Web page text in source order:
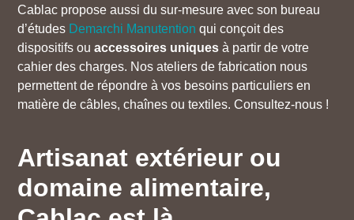
Cablac propose aussi du sur-mesure avec son bureau
d’études Demarchi Manutention qui conçoit des
dispositifs ouaccessoires uniques à partir de votre
cahier des charges. Nos ateliers de fabrication nous
permettent de répondre à vos besoins particuliers en
matière de câbles, chaînes ou textiles. Consultez-nous !
Artisanat extérieur ou
domaine alimentaire,